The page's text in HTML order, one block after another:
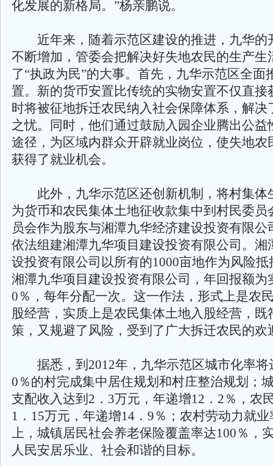
化发展的新格局。”杨亲鹏说。
近年来，随着示范区建设的推进，九华的
不断增加，管委会把解决好失地农民的生产生
了“执政为民”的大事。首先，九华示范区全面
置。新的货币安置比传统的实物安置不仅直接
时将被征地拆迁农民纳入社会保障体系，解决
之忧。同时，他们通过鼓励入园企业腾出公益
途径，为区域内群众开辟就业岗位，使失地农
获得了就业机会。
此外，九华示范区还创新机制，将村集体
为货币和农民集体土地征收款集中到村民委员
员会作为股东与湘潭九华经济建设投资有限公
依法组建湘潭九华项目建设投资有限公司。湘
设投资有限公司以所有的1000亩地作为风险
湘潭九华项目建设投资有限公司，年回报额为
0％，每年分配一次。这一作法，形式上是农
股经营，实质上是农民集体土地入股经营，既
策，又规避了风险，受到了广大拆迁农民的欢
据悉，到2012年，九华示范区城市化率将
0％的村完成集中居住规划和村庄整治规划；
支配收入达到2．3万元，年递增12．2％，农
1．15万元，年递增14．9％；农村劳动力就
上，城镇居民社会养老保险覆盖率达100％，
人民安居乐业、社会和谐的目标。